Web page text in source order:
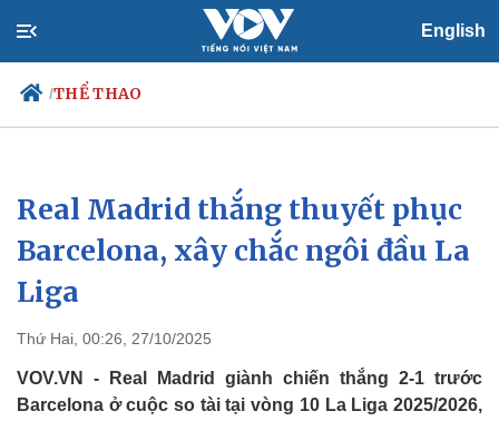
English
/THỂ THAO
Chính trị
Đảng
Tổ chức nhân sự
Quốc hội
Nhận diện sự thật
Xã hội
Tin 24h
Dự báo thời tiết
Real Madrid thắng thuyết phục
Barcelona, xây chắc ngôi đầu La
Liga
Thứ Hai, 00:26, 27/10/2025
VOV.VN - Real Madrid giành chiến thắng 2-1 trước
Barcelona ở cuộc so tài tại vòng 10 La Liga 2025/2026,